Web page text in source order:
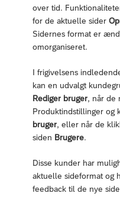
over tid.
for de aktuelle sider
Sidernes format er
omorganiseret.
I frigivelsens
kan en udvalgt
Rediger bruger, når de
Produktindstillinger og
bruger, eller når de
siden Brugere.
Disse kunder har
aktuelle sideformat og
feedback til de nye